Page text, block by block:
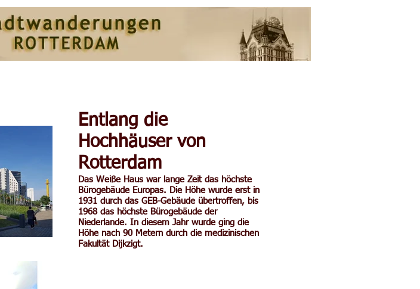
Entlang die
Hochhäuser von
Rotterdam
Das Weiße Haus war lange Zeit das höchste
Bürogebäude Europas. Die Höhe wurde erst in
1931 durch das GEB-Gebäude übertroffen, bis
1968 das höchste Bürogebäude der
Niederlande. In diesem Jahr wurde ging die
Höhe nach 90 Metern durch die medizinischen
Fakultät Dijkzigt.